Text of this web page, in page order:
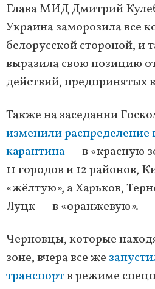
Глава МИД Дмитрий
Украина заморозила все
белорусской стороной, и
выразила свою позицию
действий, предпринятых
Также на заседании
изменили распределение
карантина— в «красную
11 городов и 12 районов,
«жёлтую», а Харьков,
Луцк — в «оранжевую».
Черновцы, которые
зоне, вчера все же
транспортв режиме